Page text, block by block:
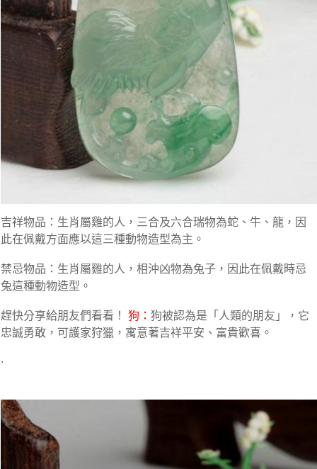
吉祥物品：生肖屬雞的人，三合及六合瑞物為蛇、牛、龍，因
此在佩戴方面應以這三種動物造型為主。
禁忌物品：生肖屬雞的人，相沖凶物為兔子，因此在佩戴時忌
兔這種動物造型。
趕快分享給朋友們看看！ 狗： 狗被認為是「人類的朋友」，它
忠誠勇敢，可護家狩獵，寓意著吉祥平安、富貴歡喜。
.